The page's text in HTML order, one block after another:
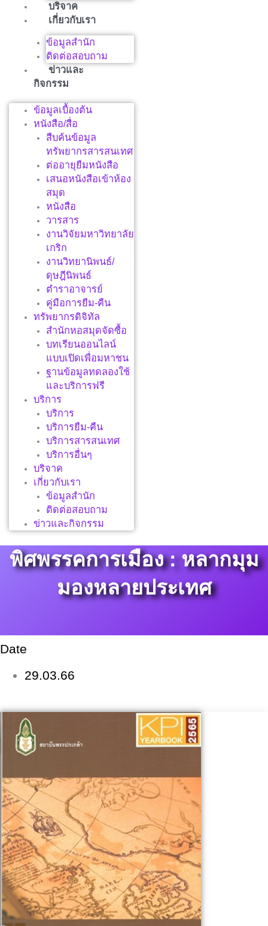
บริจาค
เกี่ยวกับเรา
ข้อมูลสำนัก
ติดต่อสอบถาม
ข่าวและ
กิจกรรม
ข้อมูลเบื้องต้น
หนังสือ/สื่อ
สืบค้นข้อมูล
ทรัพยากรสารสนเทศ
ต่ออายุยืมหนังสือ
เสนอหนังสือเข้าห้อง
สมุด
หนังสือ
วารสาร
งานวิจัยมหาวิทยาลัย
เกริก
งานวิทยานิพนธ์/
ดุษฎีนิพนธ์
ตำราอาจารย์
คู่มือการยืม-คืน
ทรัพยากรดิจิทัล
สำนักหอสมุดจัดซื้อ
บทเรียนออนไลน์
แบบเปิดเพื่อมหาชน
ฐานข้อมูลทดลองใช้
และบริการฟรี
บริการ
บริการ
บริการยืม-คืน
บริการสารสนเทศ
บริการอื่นๆ
บริจาค
เกี่ยวกับเรา
ข้อมูลสำนัก
ติดต่อสอบถาม
ข่าวและกิจกรรม
พิศพรรคการเมือง : หลากมุม
มองหลายประเทศ
Date
29.03.66